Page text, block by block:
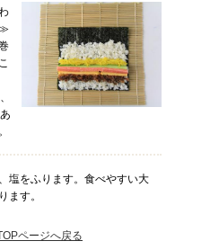
塩をふります。食べやすい大
ます。
ページへ戻る